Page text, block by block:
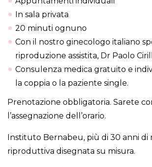
In sala privata
20 minuti ognuno
Con il nostro ginecologo italiano
riproduzione assistita, Dr Paolo
Consulenza medica gratuito e
la coppia o la paziente single.
Prenotazione obbligatoria. Sarete
l’assegnazione dell’orario.
Instituto Bernabeu, più di 30 anni di
riproduttiva disegnata su misura.